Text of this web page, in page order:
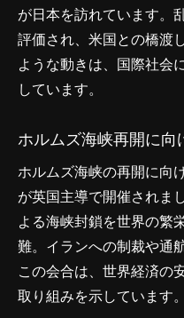
が日本を訪れています。
評価され、米国との橋渡
ような動きは、国際社会
しています。
ホルムズ海峡再開に向
ホルムズ海峡の再開に向
が英国主導で開催されま
よる海峡封鎖を世界の繁
難。イランへの制裁や通
この会合は、世界経済の
取り組みを示しています。